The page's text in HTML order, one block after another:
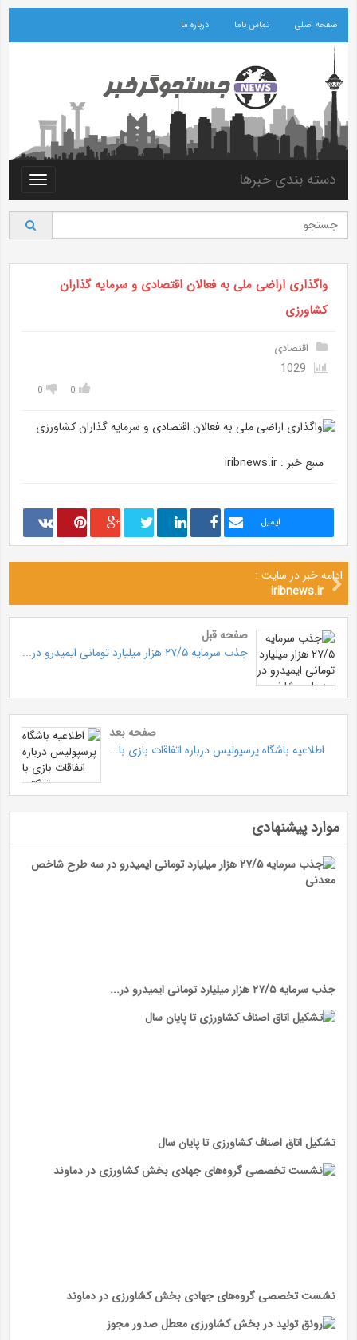
صفحه اصلی تماس باما درباره ما
Toggle
دسته بندی خبرها
واگذاری اراضی ملی به فعالان اقتصادی و سرمایه گذاران
کشاورزی
اقتصادی
0
0
منبع خبر : iribnews.ir
ایمیل
ادامه خبر در سایت :
iribnews.ir
صفحه قبل
جذب سرمایه ۲۷/۵ هزار میلیارد تومانی ایمیدرو در...
صفحه بعد
اطلاعیه باشگاه پرسپولیس درباره اتفاقات بازی با...
موارد پیشنهادی
جذب سرمایه ۲۷/۵ هزار میلیارد تومانی ایمیدرو در...
تشکیل اتاق اصناف کشاورزی تا پایان سال
نشست تخصصی گروه‌های جهادی بخش کشاورزی در دماوند